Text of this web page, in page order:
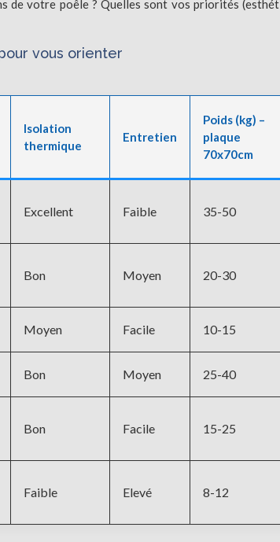
de votre poêle ? Quelles sont vos priorités
vous orienter
Isolation
thermique
Entretien
Poids (kg) –
plaque
70x70cm
Excellent Faible 35-50
Bon Moyen 20-30
Moyen Facile 10-15
Bon Moyen 25-40
Bon Facile 15-25
Faible Elevé 8-12